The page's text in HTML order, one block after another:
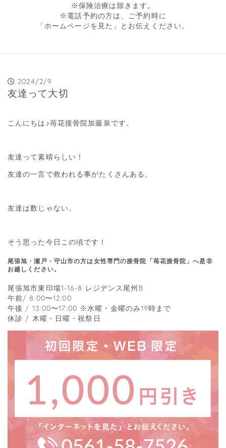
※保険治療は除きます。
※電話予約の方は、ご予約時に
「ホームページを見た」とお伝えください。
2024/2/9
友達って大切
こんにちは♪苺花接骨院加藤泉です。
友達って素晴らしい！
友達の一言で救われる事がたくさんある。
友達は数じゃない。
そう思った今日この頃です！
尾張旭・瀬戸・守山市の方は女性専門の接骨院「苺花接骨院」へ是非
お越しください。
尾張旭市東印場1-16-8 レジデンス尾州B
午前/ 8:00〜12:00
午後 / 13:00〜17:00 ※水曜・金曜のみ19時まで
休診 / 木曜・日曜・祝祭日